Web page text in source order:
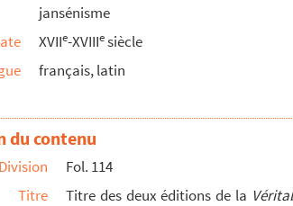
Rouen (Claude-Maur d'Aubigné), s...
Leage, Jammericourt, Tourly, ...
Noailles. 15 décembre 1716
etc.
jansénisme
XVIIe-XVIIIesiècle
français, latin
du contenu
Division
Fol. 114
Titre
Titre des deux éditions de la